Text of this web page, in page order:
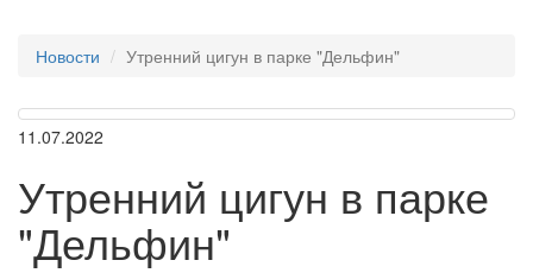
Новости Утренний цигун в парке "Дельфин"
11.07.2022
Утренний цигун в парке
"Дельфин"